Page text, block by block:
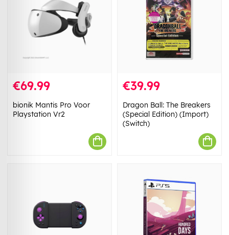
€69.99
bionik Mantis Pro Voor
Playstation Vr2
€39.99
Dragon Ball: The Breakers
(Special Edition) (Import)
(Switch)